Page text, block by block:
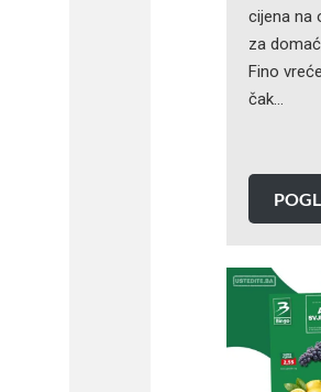
cijena na
za
Fino
čak…